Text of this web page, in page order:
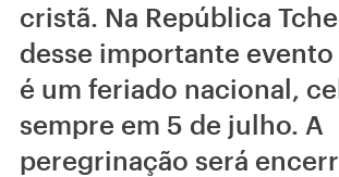
cristã. Na República
desse importante
é um feriado nacional,
sempre em 5 de julho. A
peregrinação será